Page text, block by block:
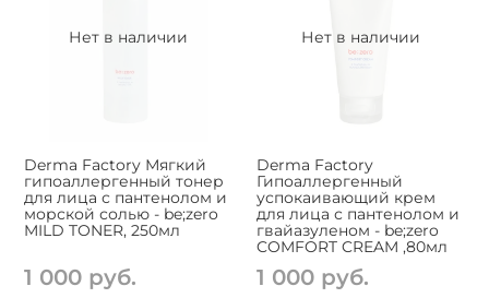
Нет в наличии
Derma Factory Мягкий
гипоаллергенный тонер
для лица с пантенолом и
морской солью - be;zero
MILD TONER, 250мл
1 000 руб.
Нет в наличии
Derma Factory
Гипоаллергенный
успокаивающий крем
для лица с пантенолом и
гвайазуленом - be;zero
COMFORT CREAM ,80мл
1 000 руб.